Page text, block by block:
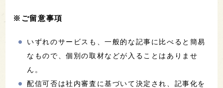
※ご留意事項
いずれのサービスも、一般的な記事に比べると簡易
なもので、個別の取材などが入ることはありませ
ん。
配信可否は社内審査に基づいて決定され、記事化を